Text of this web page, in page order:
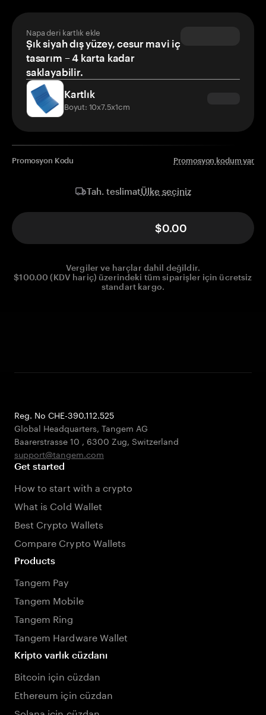
Napa deri kartlık ekle
Şık siyah dış yüzey, cesur mavi iç
tasarım – 4 karta kadar
saklayabilir.
Kartlık
Boyut: 10x7.5x1cm
Promosyon Kodu Promosyon kodum var
Tah. teslimatÜlke seçiniz
$0.00
Vergiler ve harçlar dahil değildir.
$100.00 (KDV hariç) üzerindeki tüm siparişler için ücretsiz
standart kargo.
Reg. No CHE-390.112.525
Global Headquarters, Tangem AG
Baarerstrasse 10 , 6300 Zug, Switzerland
support@tangem.com
Get started
How to start with a crypto
What is Cold Wallet
Best Crypto Wallets
Compare Crypto Wallets
Products
Tangem Pay
Tangem Mobile
Tangem Ring
Tangem Hardware Wallet
Kripto varlık cüzdanı
Bitcoin için cüzdan
Ethereum için cüzdan